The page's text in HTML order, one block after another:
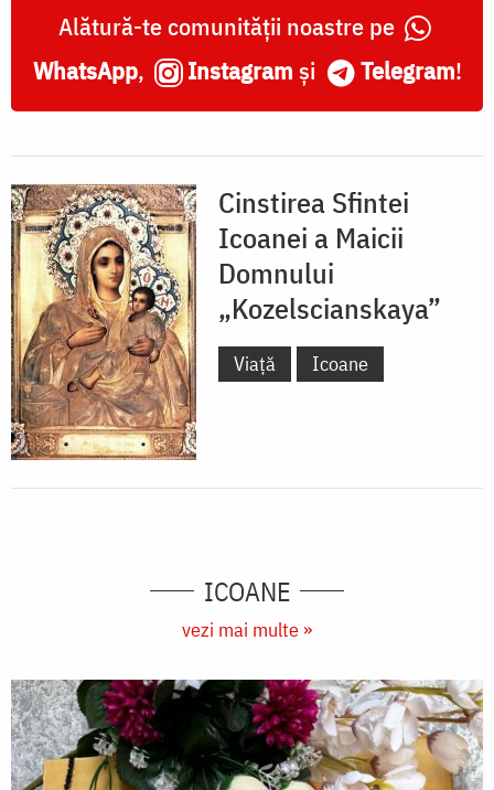
Alătură-te comunității noastre pe
WhatsApp, Instagram și Telegram!
Cinstirea Sfintei
Icoanei a Maicii
Domnului
„Kozelscianskaya”
Viață Icoane
ICOANE
vezi mai multe »